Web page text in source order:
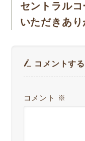
セントラル
いただきあ
コメントする
コメント ※